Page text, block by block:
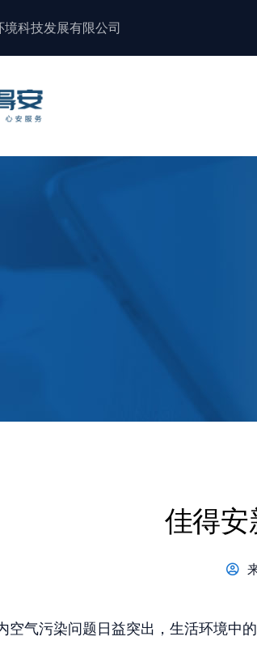
境科技发展有限公司
佳得安
空气污染问题日益突出，生活环境中